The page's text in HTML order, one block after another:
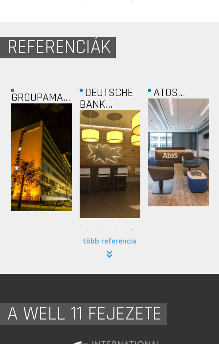
REFERENCIÁK
ZOETIS FÜRSTENBERG...VATERA
több referencia
A WELL 11 FEJEZETE